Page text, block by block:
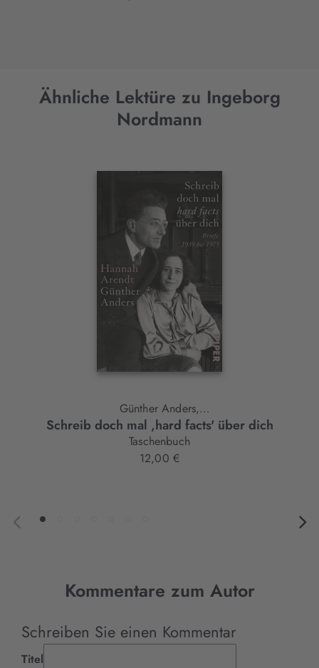
Ähnliche Lektüre zu Ingeborg
Nordmann
Günther Anders,
Hannah Arendt
Schreib doch mal ,hard facts' über dich
Taschenbuch
12,00 €
Kommentare zum Autor
Schreiben Sie einen Kommentar
Titel